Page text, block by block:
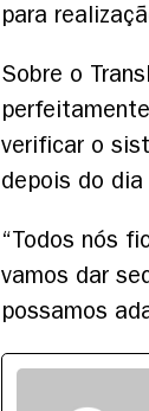
para
Sobre o
verificar o
depois do
“Todos nós
vamos dar
possamos